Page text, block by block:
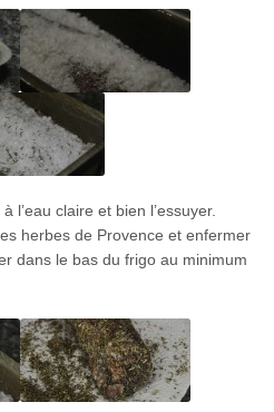
l’eau claire et bien l’essuyer.
herbes de Provence et enfermer
dans le bas du frigo au minimum